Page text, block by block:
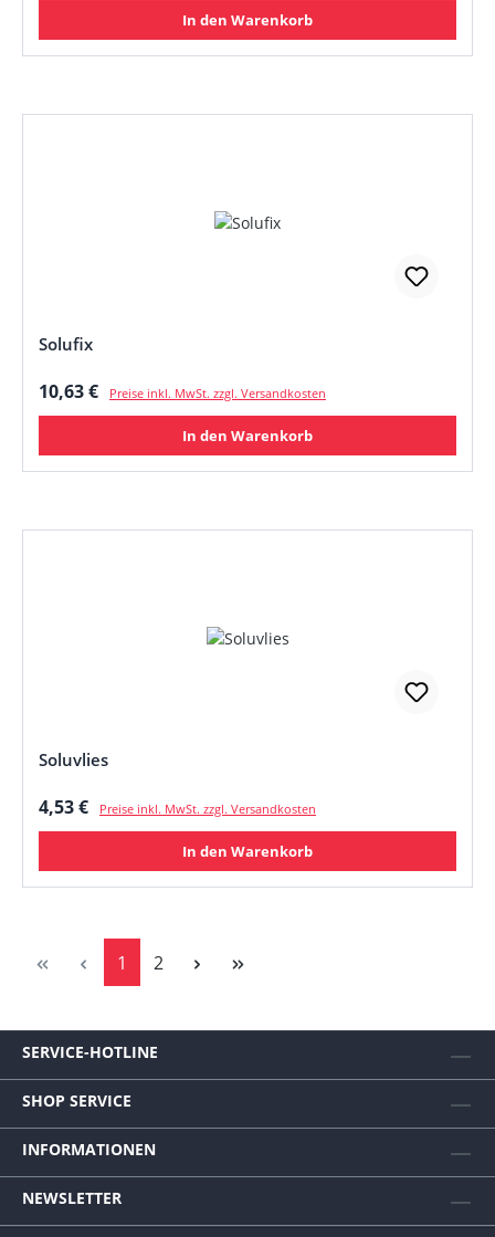
In den Warenkorb
Solufix
Regulärer Preis:
10,63 € Preise inkl. MwSt. zzgl. Versandkosten
In den Warenkorb
Soluvlies
Regulärer Preis:
4,53 € Preise inkl. MwSt. zzgl. Versandkosten
In den Warenkorb
Seite
1 Seite
2
SERVICE-HOTLINE
SHOP SERVICE
INFORMATIONEN
NEWSLETTER